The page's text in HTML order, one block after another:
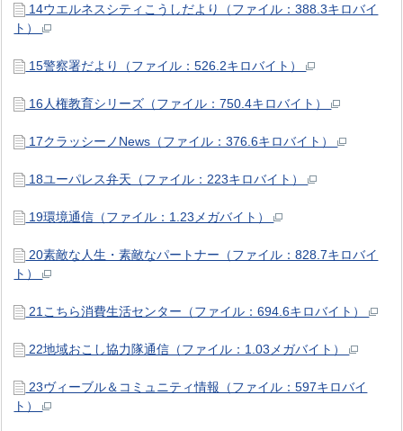
14ウエルネスシティこうしだより（ファイル：388.3キロバイ
ト）
15警察署だより（ファイル：526.2キロバイト）
16人権教育シリーズ（ファイル：750.4キロバイト）
17クラッシーノNews（ファイル：376.6キロバイト）
18ユーパレス弁天（ファイル：223キロバイト）
19環境通信（ファイル：1.23メガバイト）
20素敵な人生・素敵なパートナー（ファイル：828.7キロバイ
ト）
21こちら消費生活センター（ファイル：694.6キロバイト）
22地域おこし協力隊通信（ファイル：1.03メガバイト）
23ヴィーブル＆コミュニティ情報（ファイル：597キロバイ
ト）